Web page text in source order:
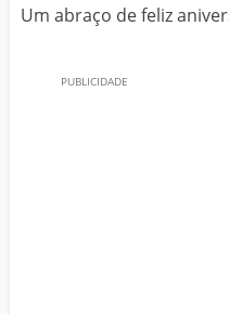
Um abraço de feliz